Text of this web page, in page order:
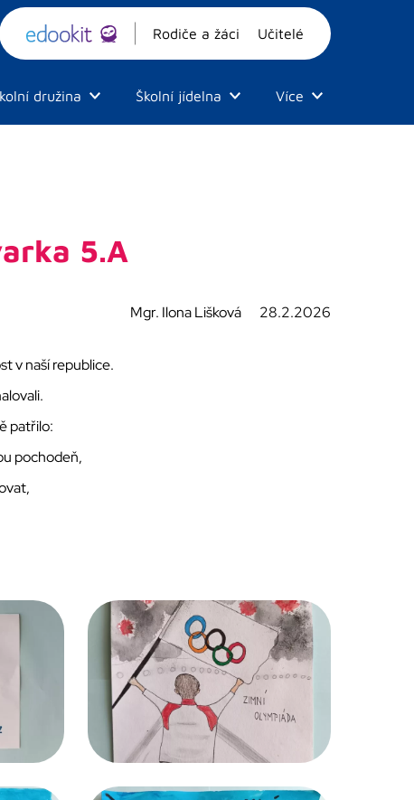
Rodiče a žáci Učitelé
družina Školní jídelna Více
5.A
Mgr. Ilona Lišková 28.2.2026
v naší republice.
patřilo:
pochodeň,